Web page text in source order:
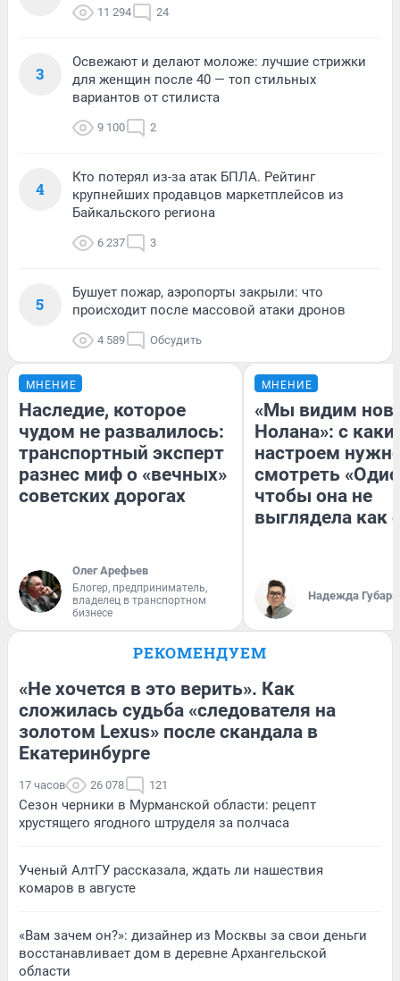
11 294 24
3
Освежают и делают моложе: лучшие стрижки
для женщин после 40 — топ стильных
вариантов от стилиста
9 100 2
4
Кто потерял из-за атак БПЛА. Рейтинг
крупнейших продавцов маркетплейсов из
Байкальского региона
6 237 3
5
Бушует пожар, аэропорты закрыли: что
происходит после массовой атаки дронов
4 589 Обсудить
МНЕНИЕ
Наследие, которое
чудом не развалилось:
транспортный эксперт
разнес миф о «вечных»
советских дорогах
Олег Арефьев
Блогер, предприниматель,
владелец в транспортном
бизнесе
МНЕНИЕ
«Мы видим
Нолана»: с
настроем
смотреть
чтобы она не
выглядела как
Надежда Губарь
РЕКОМЕНДУЕМ
«Не хочется в это верить». Как
сложилась судьба «следователя на
золотом Lexus» после скандала в
Екатеринбурге
17 часов 26 078 121
Сезон черники в Мурманской области: рецепт
хрустящего ягодного штруделя за полчаса
Ученый АлтГУ рассказала, ждать ли нашествия
комаров в августе
«Вам зачем он?»: дизайнер из Москвы за свои деньги
восстанавливает дом в деревне Архангельской
области